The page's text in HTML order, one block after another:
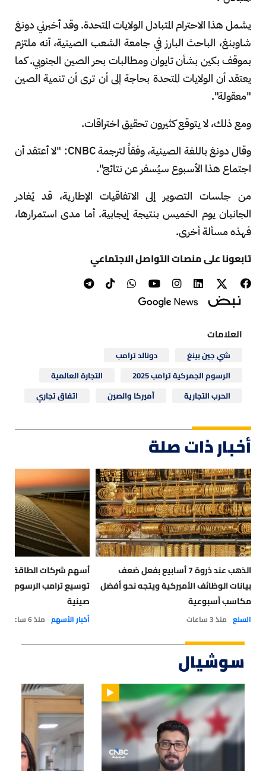
يشمل هذا الاحترام المتبادل الولايات المتحدة. وقد أخبرني دونغ
شاوبنغ، الباحث البارز في جامعة الشعب الصينية، أنه ملتزم
بموقف بكين بشأن تايوان ومطالبات بحر الصين الجنوبي. كما
يعتقد أن الولايات المتحدة بحاجة إلى أن ترى أن تنمية الصين
"معقولة".
ومع ذلك، لا يتوقع كثيرون تحقيق اختراقات.
وقال دونغ باللغة الصينية، وفقاً لترجمة CNBC: "لا أعتقد أن
اجتماع هذا الأسبوع سيُسفر عن نتائج".
من جلسات التصوير إلى الاتفاقيات الإطارية، قد يُغادر
الجانبان يوم الخميس بنتيجة إيجابية. أما مدى استمرارها،
فهذه مسألة أخرى.
تابعونا على منصات التواصل الاجتماعي
العلامات
شي جين بينغ
دونالد ترامب
الرسوم الجمركية ترامب 2025
التجارة العالمية
الحرب التجارية
أميركا والصين اتفاق تجاري
أخبار ذات صلة
الذهب عند ذروة 7 أسابيع بفعل ضعف
بيانات الوظائف الأميركية ويتجه نحو أفضل
مكاسب أسبوعية
السلع منذ 3 ساعات
أسهم شركات الطاقة
توسيع ترامب الرسوم
صينية
أخبار الأسهم منذ 6 ساعات
سوشيال